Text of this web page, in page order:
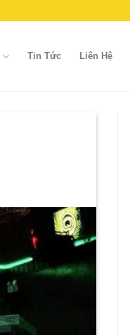
Tin Tức Liên Hệ